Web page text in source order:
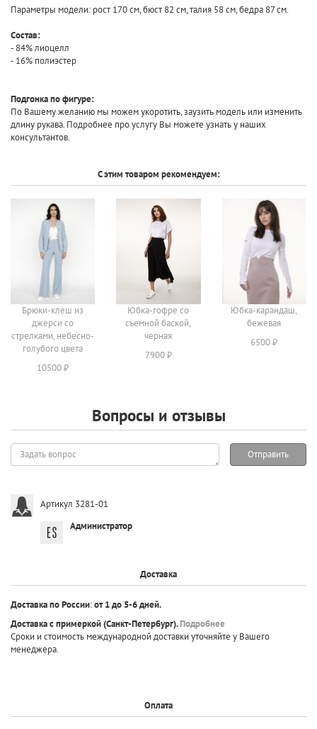
Параметры модели: рост 170 см, бюст 82 см, талия 58 см, бедра 87 см.
Состав:
- 84% лиоцелл
- 16% полиэстер
Подгонка по фигуре:
По Вашему желанию мы можем укоротить, заузить модель или изменить
длину рукава. Подробнее про услугу Вы можете узнать у наших
консультантов.
С этим товаром рекомендуем:
Брюки-клеш из
джерси со
стрелками, небесно-
голубого цвета
10500 ₽
Юбка-гофре со
съемной баской,
черная
7900 ₽
Юбка-карандаш,
бежевая
6500 ₽
Вопросы и отзывы
Задать
вопрос
Отправить
Артикул 3281-01
Администратор
Доставка
Доставка по России:от 1 до 5-6 дней.
Доставка с примеркой(Санкт-Петербург).Подробнее
Сроки и стоимость международной доставки уточняйте у Вашего
менеджера.
Оплата